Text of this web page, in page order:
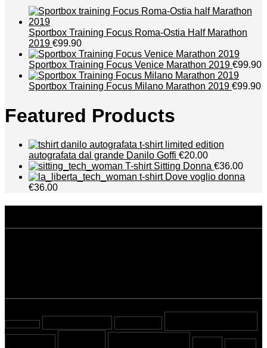
Sportbox Training Focus Roma-Ostia Half Marathon
2019 €99.90
Sportbox Training Focus Venice Marathon 2019 €99.90
Sportbox Training Focus Milano Marathon 2019 €99.90
Featured Products
t-shirt limited edition
autografata dal grande Danilo Goffi €20.00
T-shirt Sitting Donna €36.00
t-shirt Dove voglio donna
€36.00